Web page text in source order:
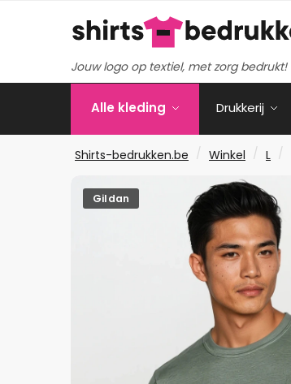
Jouw logo op textiel, met zorg bedrukt!
Alle kleding Drukkerij
Shirts-bedrukken.be / Winkel / L /
Gildan